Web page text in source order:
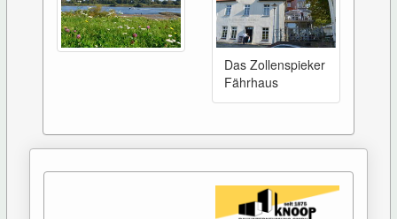
Das Zollenspieker
Fährhaus